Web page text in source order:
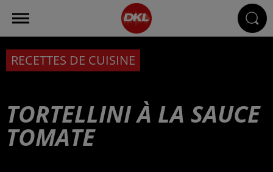
RECETTES DE CUISINE
TORTELLINI À LA SAUCE
TOMATE